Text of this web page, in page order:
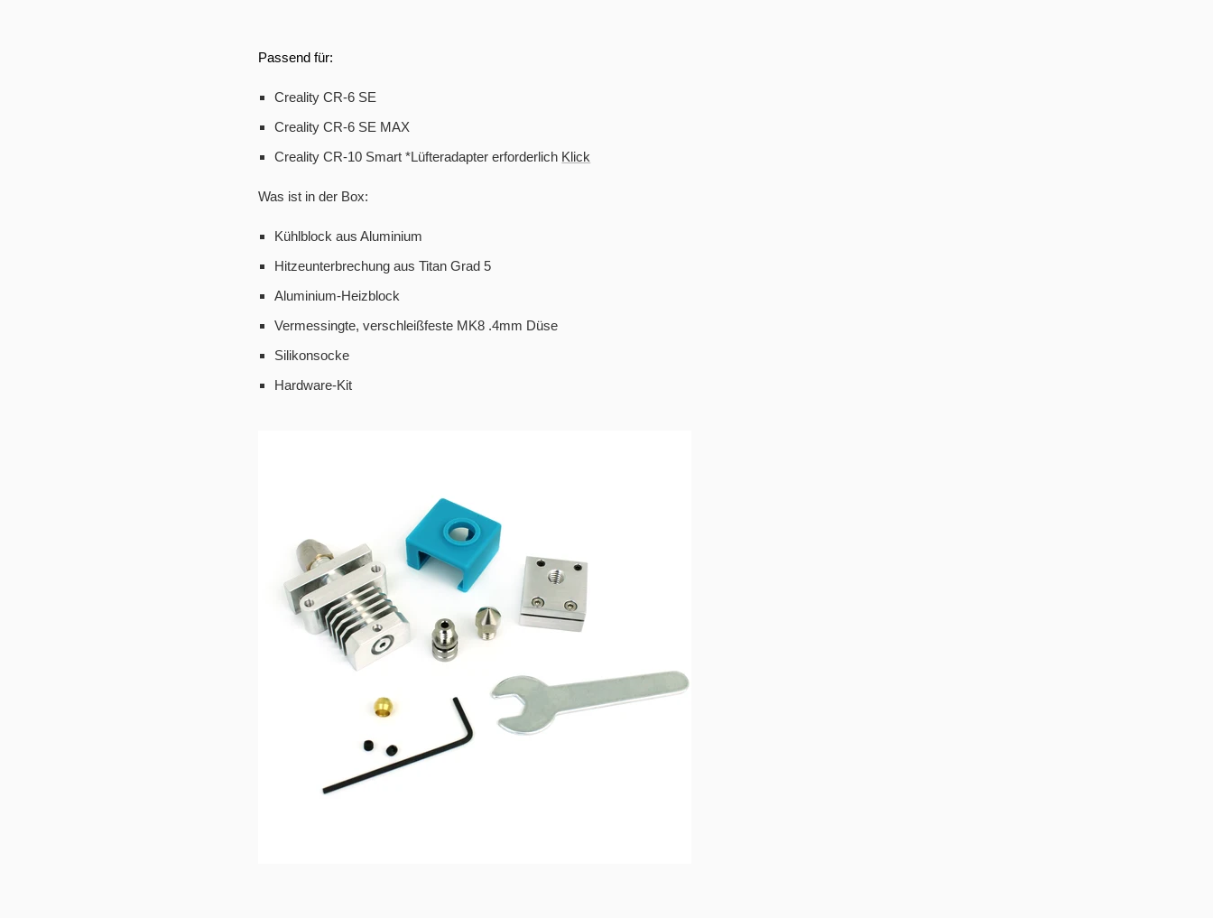
Passend für:
Creality CR-6 SE
Creality CR-6 SE MAX
Creality CR-10 Smart *Lüfteradapter erforderlich Klick
Was ist in der Box:
Kühlblock aus Aluminium
Hitzeunterbrechung aus Titan Grad 5
Aluminium-Heizblock
Vermessingte, verschleißfeste MK8 .4mm Düse
Silikonsocke
Hardware-Kit